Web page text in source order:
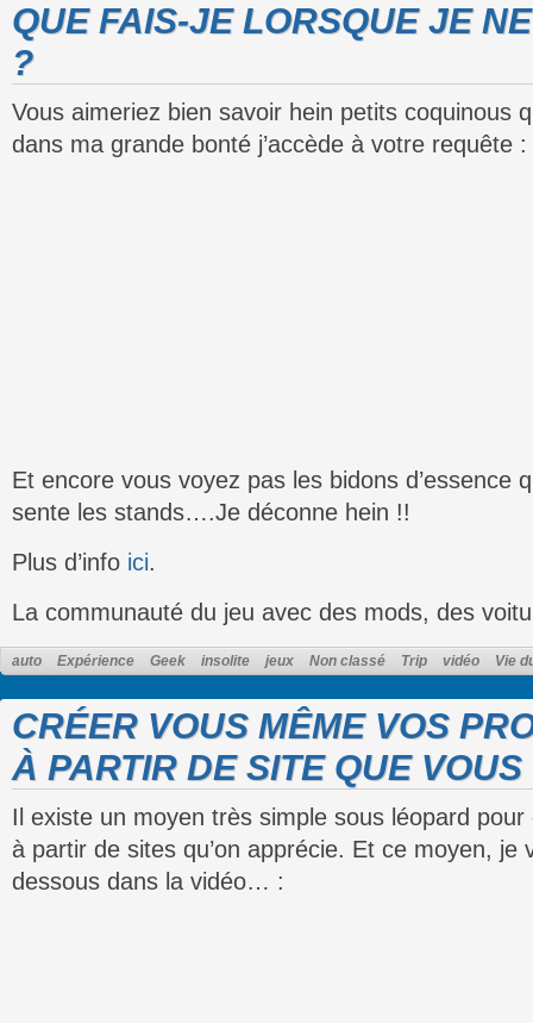
QUE FAIS-JE LORSQUE JE
?
Vous aimeriez bien savoir hein petits coquinous
dans ma grande bonté j’accède à votre requête :
Et encore vous voyez pas les bidons d’essence
sente les stands….Je déconne hein !!
Plus d’info ici.
La communauté du jeu avec des mods, des
auto Expérience Geek insolite jeux Non classé Trip vidéo Vie
CRÉER VOUS MÊME VOS
À PARTIR DE SITE QUE
Il existe un moyen très simple sous léopard
à partir de sites qu’on apprécie. Et ce moyen, je
dessous dans la vidéo… :